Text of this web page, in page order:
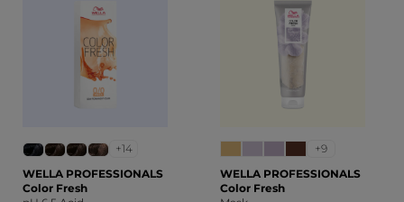
+14
WELLA PROFESSIONALS
Color Fresh
+9
WELLA PROFESSIONALS
Color Fresh